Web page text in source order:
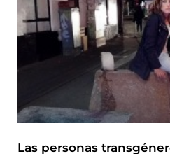
Las personas